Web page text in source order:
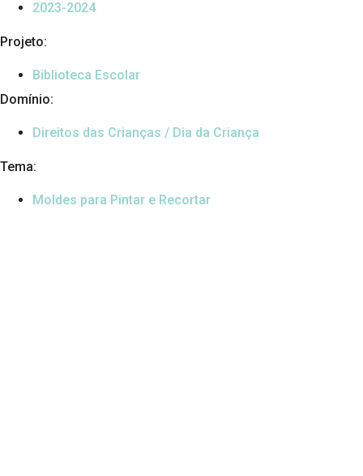
2023-2024
Projeto:
Biblioteca Escolar
Domínio:
Direitos das Crianças / Dia da Criança
Tema:
Moldes para Pintar e Recortar